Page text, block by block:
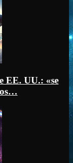
EE. UU.: «se